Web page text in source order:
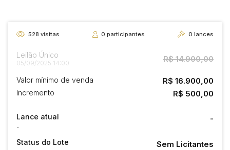
528 visitas 0participantes 0 lances
Leilão Único
05/09/2025 14:00 R$ 14.900,00
Valor mínimo de venda R$ 16.900,00
Incremento R$ 500,00
Lance atual
-
-
Status do Lote Sem Licitantes